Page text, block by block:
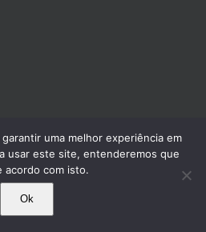
de São Paulo. Todos os direitos reservados.
uma melhor experiência em
usar este site, entenderemos que
acordo com isto.
Ok